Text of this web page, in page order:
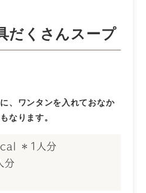
だくさんスープ
、ワンタンを入れておなか
なります。
＊1人分
分